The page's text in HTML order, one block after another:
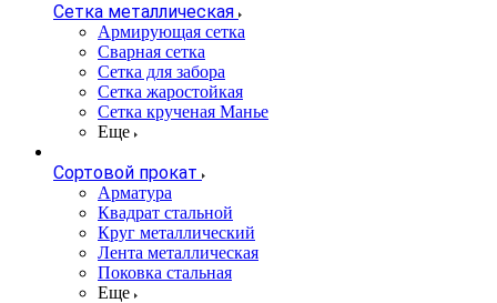
Сетка металлическая
Армирующая сетка
Сварная сетка
Сетка для забора
Сетка жаростойкая
Сетка крученая Манье
Еще
Сортовой прокат
Арматура
Квадрат стальной
Круг металлический
Лента металлическая
Поковка стальная
Еще